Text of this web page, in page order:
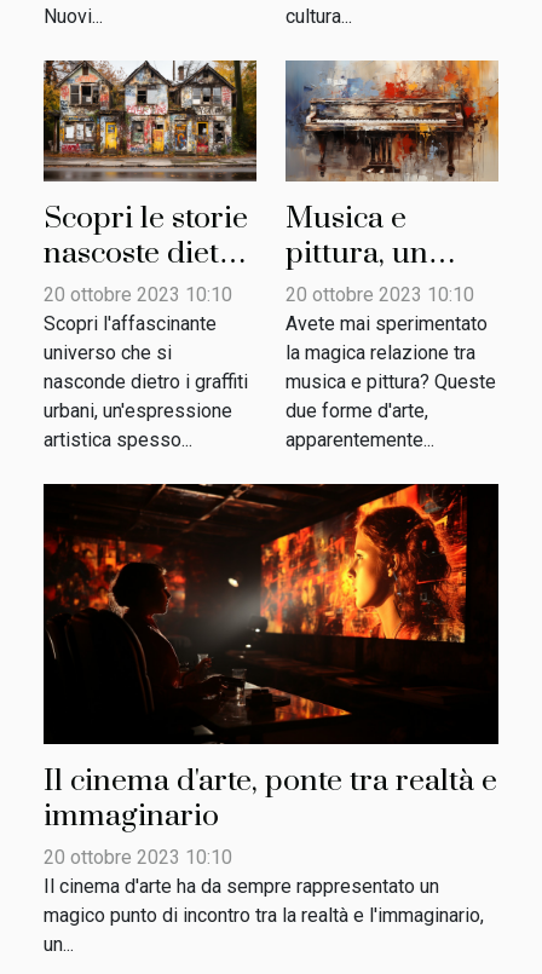
Nuovi...
cultura...
Scopri le storie
nascoste dietro
i graffiti urbani
20 ottobre 2023 10:10
Scopri l'affascinante
universo che si
nasconde dietro i graffiti
urbani, un'espressione
artistica spesso...
Musica e
pittura, un
dialogo
armonioso
20 ottobre 2023 10:10
Avete mai sperimentato
la magica relazione tra
musica e pittura? Queste
due forme d'arte,
apparentemente...
Il cinema d'arte, ponte tra realtà e
immaginario
20 ottobre 2023 10:10
Il cinema d'arte ha da sempre rappresentato un
magico punto di incontro tra la realtà e l'immaginario,
un...